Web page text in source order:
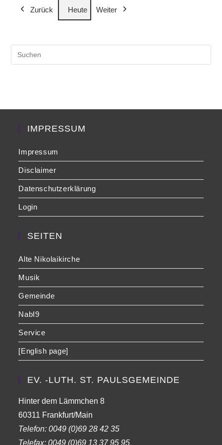
Veranstaltung)
Zurück Heute Weiter
IMPRESSUM
Impressum
Disclaimer
Datenschutzerklärung
Login
SEITEN
Alte Nikolaikirche
Musik
Gemeinde
NabI9
Service
[English page]
EV. -LUTH. ST. PAULSGEMEINDE
Hinter dem Lämmchen 8
60311 Frankfurt/Main
Telefon:0049 (0)69 28 42 35
Telefax:0049 (0)69 13 37 95 95